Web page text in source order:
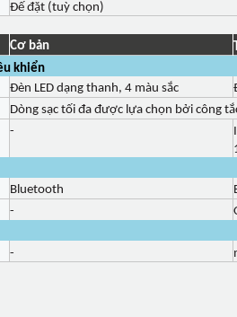
Đế đặt (tuỳ chọn)
Cơ bản
khiển
Đèn LED dạng thanh, 4 màu sắc
Dòng sạc tối đa được lựa chọn bởi công
-
Bluetooth
-
-